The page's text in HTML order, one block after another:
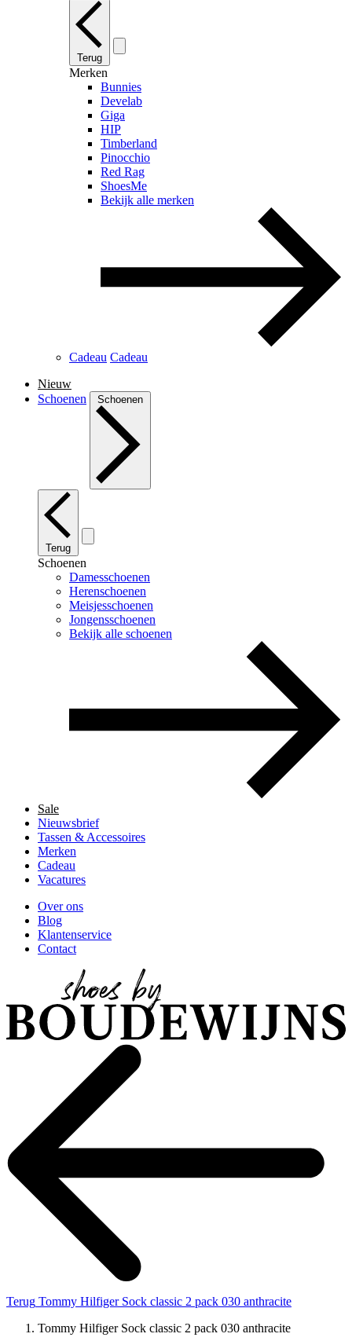
Terug
Merken
Bunnies
Develab
Giga
HIP
Timberland
Pinocchio
Red Rag
ShoesMe
Bekijk alle merken
Cadeau Cadeau
Nieuw
Schoenen
Schoenen
Terug
Schoenen
Damesschoenen
Herenschoenen
Meisjesschoenen
Jongensschoenen
Bekijk alle schoenen
Sale
Nieuwsbrief
Tassen & Accessoires
Merken
Cadeau
Vacatures
Over ons
Blog
Klantenservice
Contact
Terug Tommy Hilfiger Sock classic 2 pack 030 anthracite
Tommy Hilfiger Sock classic 2 pack 030 anthracite